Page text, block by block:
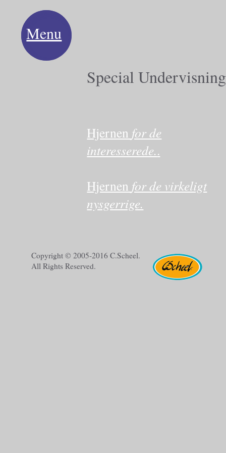
Menu
Special
Hjernen for de
interesserede..
Hjernen for de virkeligt
nysgerrige.
Copyright © 2005-2016 C.Scheel.
All Rights Reserved.